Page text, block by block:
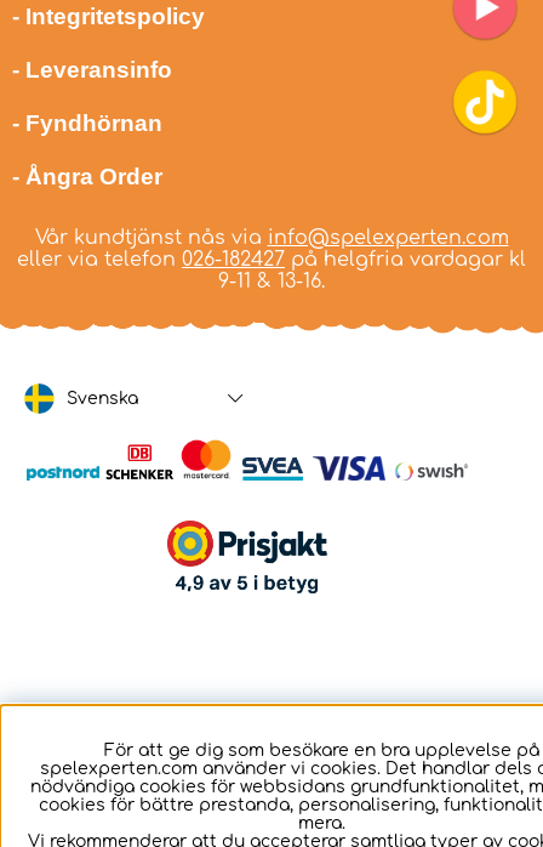
- Integritetspolicy
- Leveransinfo
- Fyndhörnan
- Ångra Order
Vår kundtjänst nås via info@spelexperten.com
eller via telefon 026-182427 på helgfria vardagar kl
9-11 & 13-16.
Svenska
För att ge dig som besökare en bra upplevelse på
spelexperten.com använder vi cookies. Det handlar dels
nödvändiga cookies för webbsidans grundfunktionalitet,
cookies för bättre prestanda, personalisering,
mera.
Vi rekommenderar att du accepterar samtliga typer av